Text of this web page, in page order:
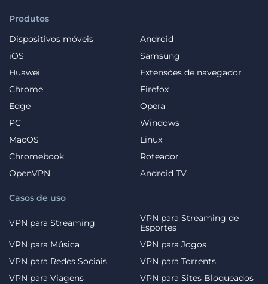
Produtos
Dispositivos móveis
Android
iOS
Samsung
Huawei
Extensões de navegador
Chrome
Firefox
Edge
Opera
PC
Windows
MacOS
Linux
Chromebook
Roteador
OpenVPN
Android TV
Casos de uso
VPN para Streaming
VPN para Streaming de
Esportes
VPN para Música
VPN para Jogos
VPN para Redes Sociais
VPN para Torrents
VPN para Viagens
VPN para Sites Bloqueados